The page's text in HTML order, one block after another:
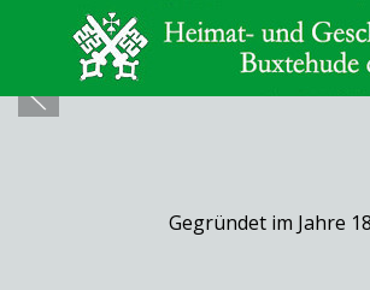
Gegründet im Jahre